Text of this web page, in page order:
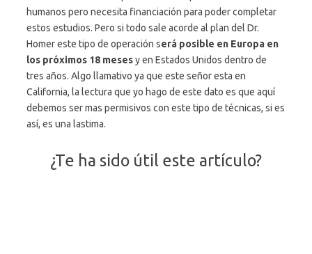
humanos pero necesita financiación para poder completar
estos estudios. Pero si todo sale acorde al plan del Dr.
Homer este tipo de operación será posible en Europa en
los próximos 18 mesesy en Estados Unidos dentro de
tres años. Algo llamativo ya que este señor esta en
California, la lectura que yo hago de este dato es que aquí
debemos ser mas permisivos con este tipo de técnicas, si es
así, es una lastima.
¿Te ha sido útil este artículo?